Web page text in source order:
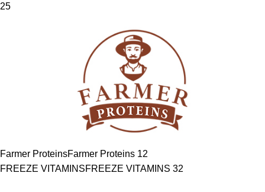
25
Farmer ProteinsFarmer Proteins 12
FREEZE VITAMINSFREEZE VITAMINS 32